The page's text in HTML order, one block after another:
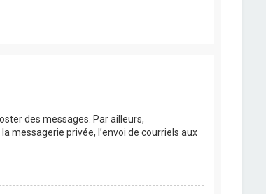
des messages. Par ailleurs,
messagerie privée, l’envoi de courriels aux